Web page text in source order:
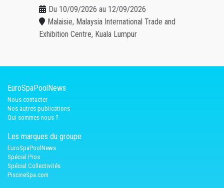
Du 10/09/2026 au 12/09/2026
Malaisie, Malaysia International Trade and
Exhibition Centre, Kuala Lumpur
EuroSpaPoolNews
Nous contacter
Nos autres publications
Qui sommes nous ?
Les marques du groupe
EuroSpaPoolNews
Spécial Pros
Spécial Collectivités
PiscineSpa.com